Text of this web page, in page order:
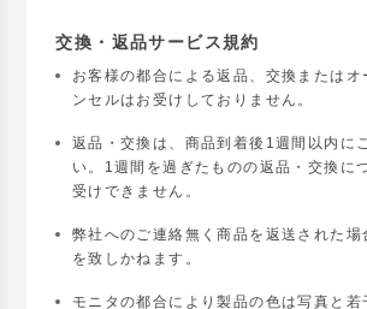
交換・返品サービス規約
お客様の都合による返品、交換またはオ
ンセルはお受けしておりません。
返品・交換は、商品到着後1週間以内に
い。1週間を過ぎたものの返品・交換に
受けできません。
弊社へのご連絡無く商品を返送された場
を致しかねます。
モニタの都合により製品の色は写真と若